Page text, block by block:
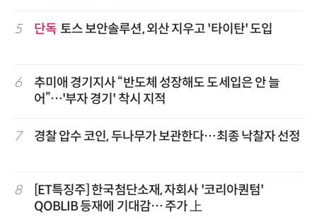
5 단독 토스 보안솔루션, 외산 지우고 '타이탄' 도입
6
추미애 경기지사 “반도체 성장해도 도세입은 안 늘
어”…'부자 경기' 착시 지적
7 경찰 압수 코인, 두나무가 보관한다…최종 낙찰자 선정
8
[ET특징주] 한국첨단소재, 자회사 '코리아퀀텀'
QOBLIB 등재에 기대감… 주가 上